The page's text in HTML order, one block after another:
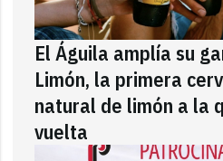
El Águila amplía su
Limón, la primera
natural de limón a la
vuelta